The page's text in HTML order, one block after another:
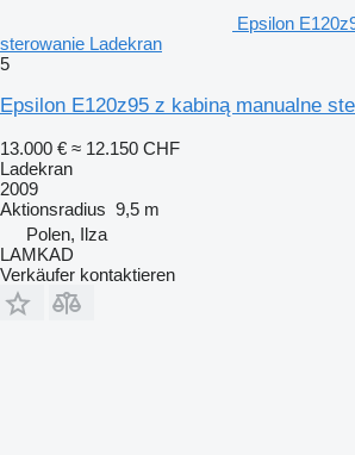
Epsilon
sterowanie Ladekran
5
Epsilon E120z95 z kabiną manualne
13.000 € ≈ 12.150 CHF
Ladekran
2009
Aktionsradius 9,5 m
Polen, Ilza
LAMKAD
Verkäufer kontaktieren